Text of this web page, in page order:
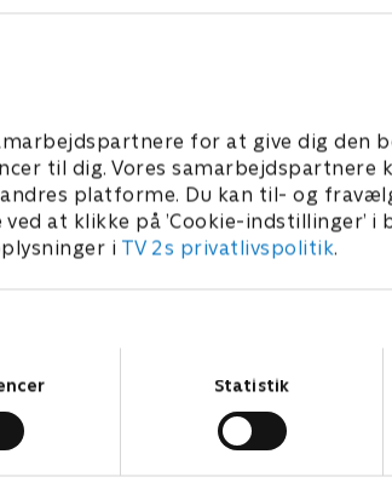
for at give dig den
til dig. Vores samarbejdspartnere
platforme. Du kan til- og
at klikke på ’Cookie-indstillinger’ i
i TV 2s privatlivspolitik.
Statistik